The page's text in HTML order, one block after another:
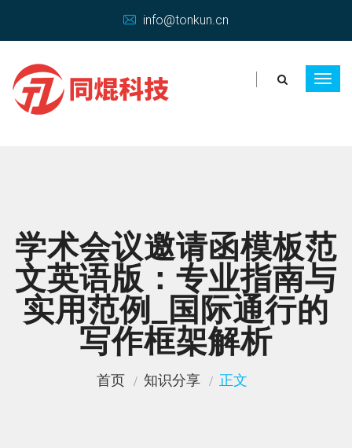
info@tonkun.cn
学术会议邀请函模板范
文英语版：专业指南与
实用范例_国际通行的
写作框架解析
首页 知识分享 正文